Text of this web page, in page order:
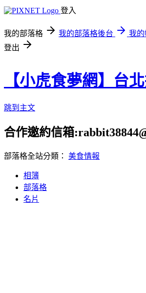
登入
我的部落格 我的部落格後台
我
登出
【小虎食夢網】台
跳到主文
合作邀約信箱
部落格全站分類： 美食情報
相簿
部落格
名片